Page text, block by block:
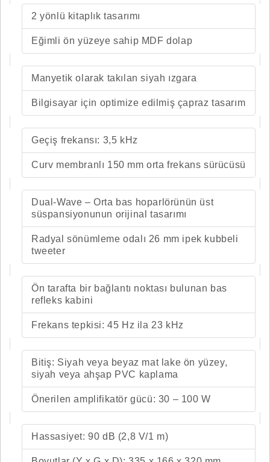
2 yönlü kitaplık tasarımı
Eğimli ön yüzeye sahip MDF dolap
Manyetik olarak takılan siyah ızgara
Bilgisayar için optimize edilmiş çapraz tasarım
Geçiş frekansı: 3,5 kHz
Curv membranlı 150 mm orta frekans sürücüsü
Dual-Wave – Orta bas hoparlörünün üst
süspansiyonunun orijinal tasarımı
Radyal sönümleme odalı 26 mm ipek kubbeli
tweeter
Ön tarafta bir bağlantı noktası bulunan bas
refleks kabini
Frekans tepkisi: 45 Hz ila 23 kHz
Bitiş: Siyah veya beyaz mat lake ön yüzey,
siyah veya ahşap PVC kaplama
Önerilen amplifikatör gücü: 30 – 100 W
Hassasiyet: 90 dB (2,8 V/1 m)